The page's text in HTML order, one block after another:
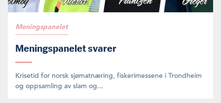
Meningspanelet
Meningspanelet svarer
Krisetid for norsk sjømatnæring, fiskerimessene i Trondheim
og oppsamling av slam og...